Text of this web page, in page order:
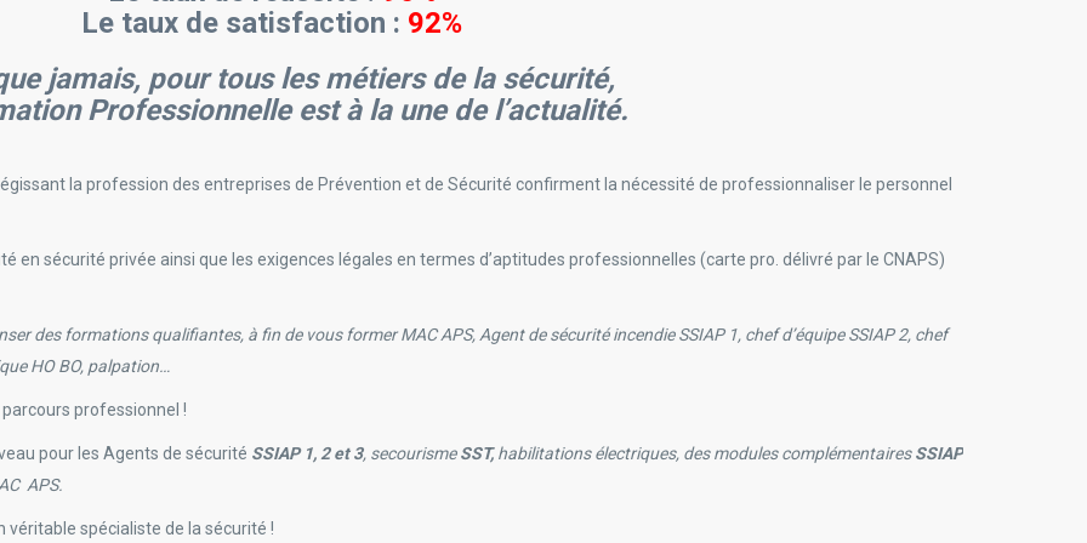
Le taux de satisfaction : 92%
jamais, pour tous les métiers de la sécurité,
Professionnelle est à la une de l’actualité.
la profession des entreprises de Prévention et de Sécurité confirment la nécessité de professionnaliser le personnel
en sécurité privée ainsi que les exigences légales en termes d’aptitudes professionnelles (carte pro. délivré par le CNAPS)
des formations qualifiantes, à fin de vous former MAC APS, Agent de sécurité incendie SSIAP 1, chef d’équipe SSIAP 2, chef
HO BO, palpation…
professionnel !
pour les Agents de sécurité SSIAP 1, 2 et 3, secourismeSST,habilitations électriques, des modules complémentairesSSIAP
APS.
véritable spécialiste de la sécurité !